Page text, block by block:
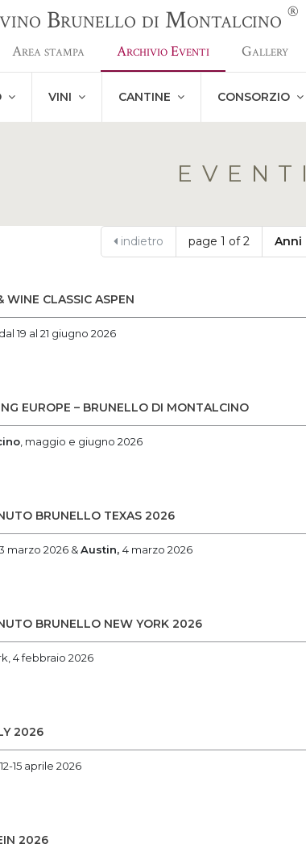
Brunello di Montalcino ®
Area stampa Archivio Eventi Gallery
VINI CANTINE CONSORZIO
EVENTI
indietro page 1 of 2 Anni
WINE CLASSIC ASPEN
, dal 19 al 21 giugno 2026
EUROPE – BRUNELLO DI MONTALCINO
, maggio e giugno 2026
BRUNELLO TEXAS 2026
marzo 2026 &Austin, 4 marzo 2026
BRUNELLO NEW YORK 2026
4 febbraio 2026
2026
15 aprile 2026
2026